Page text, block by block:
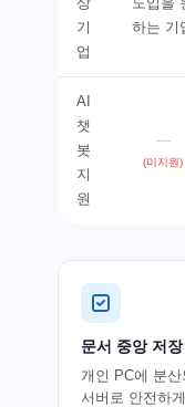
기
업
하는 기
AI
챗
봇
지
원
—
(미지원)
문서 중앙 저
개인 PC에 분
서버로 안전하